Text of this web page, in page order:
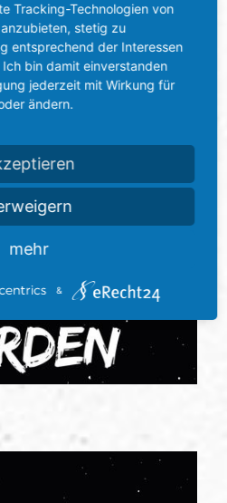
Tracking-Technologien von
stetig zu
entsprechend der Interessen
bin damit einverstanden
jederzeit mit Wirkung für
ändern.
mehr
&